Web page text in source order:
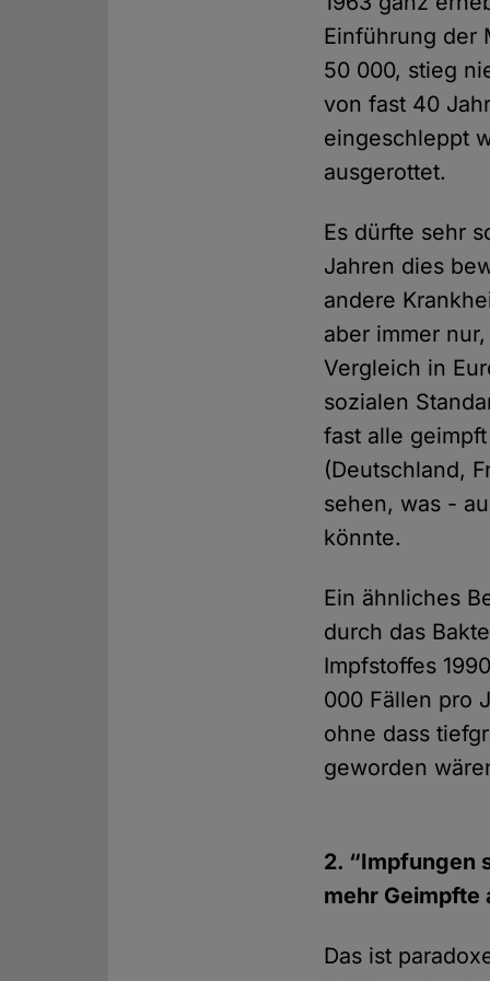
Einführung der
50 000, stieg
von fast 40
eingeschleppt
ausgerottet.
Es dürfte sehr
Jahren dies
andere
aber immer
Vergleich in
sozialen
fast alle
(Deutschland,
sehen, was -
könnte.
Ein ähnliches
durch das
Impfstoffes
000 Fällen pro
ohne dass
geworden
2. “Impfungen
mehr Geimpfte
Das ist